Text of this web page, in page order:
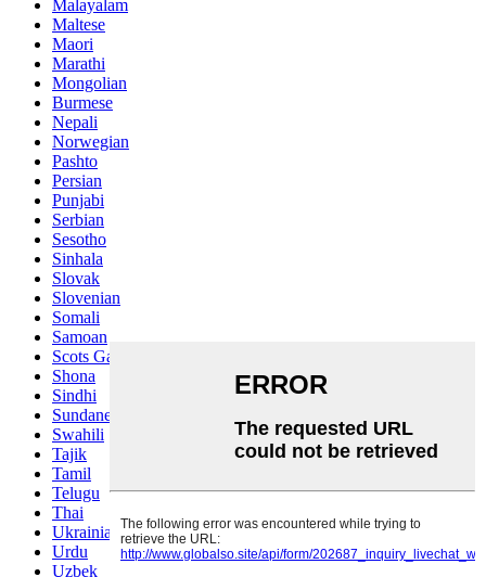
Malayalam
Maltese
Maori
Marathi
Mongolian
Burmese
Nepali
Norwegian
Pashto
Persian
Punjabi
Serbian
Sesotho
Sinhala
Slovak
Slovenian
Somali
Samoan
Scots Gaelic
Shona
Sindhi
Sundanese
Swahili
Tajik
Tamil
Telugu
Thai
Ukrainian
Urdu
Uzbek